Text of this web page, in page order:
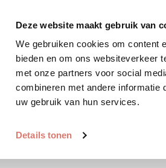
Deze website maakt gebruik van
We gebruiken cookies om content
bieden en om ons websiteverkeer
met onze partners voor social
combineren met andere informatie
uw gebruik van hun services.
Details tonen
huisdier Plaats huisdier